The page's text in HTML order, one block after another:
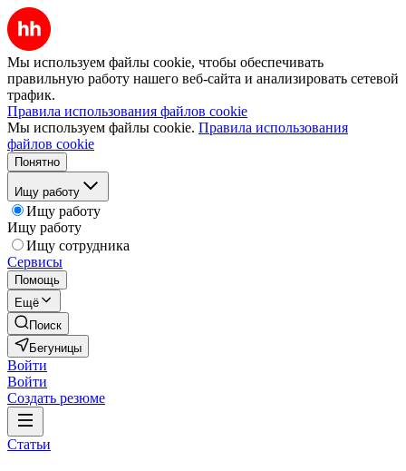
Мы используем файлы cookie, чтобы обеспечивать
правильную работу нашего веб-сайта и анализировать сетевой
трафик.
Правила использования файлов cookie
Мы используем файлы cookie. Правила использования
файлов cookie
Понятно
Ищу работу
Ищу работу
Ищу работу
Ищу сотрудника
Сервисы
Помощь
Ещё
Поиск
Бегуницы
Войти
Войти
Создать резюме
Статьи